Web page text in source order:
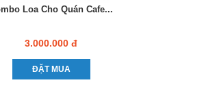
Loa Cho Quán Cafe...
3.000.000 đ
ĐẶT MUA